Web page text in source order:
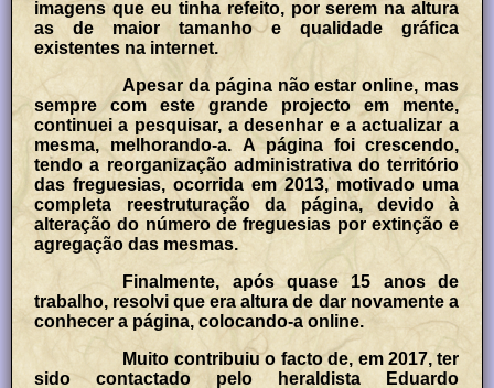
imagens que eu tinha refeito, por serem na altura
as de maior tamanho e qualidade gráfica
existentes na internet.
Apesar da página não estar online, mas
sempre com este grande projecto em mente,
continuei a pesquisar, a desenhar e a actualizar a
mesma, melhorando-a. A página foi crescendo,
tendo a reorganização administrativa do território
das freguesias, ocorrida em 2013, motivado uma
completa reestruturação da página, devido à
alteração do número de freguesias por extinção e
agregação das mesmas.
Finalmente, após quase 15 anos de
trabalho, resolvi que era altura de dar novamente a
conhecer a página, colocando-a online.
Muito contribuiu o facto de, em 2017, ter
sido contactado pelo heraldista Eduardo